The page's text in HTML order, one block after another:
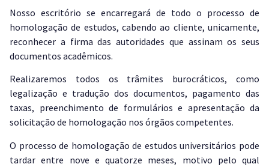
Nosso escritório se encarregará de todo o processo de
homologação de estudos, cabendo ao cliente, unicamente,
reconhecer a firma das autoridades que assinam os seus
documentos acadêmicos.
Realizaremos todos os trâmites burocráticos, como
legalização e tradução dos documentos, pagamento das
taxas, preenchimento de formulários e apresentação da
solicitação de homologação nos órgãos competentes.
O processo de homologação de estudos universitários pode
tardar entre nove e quatorze meses, motivo pelo qual